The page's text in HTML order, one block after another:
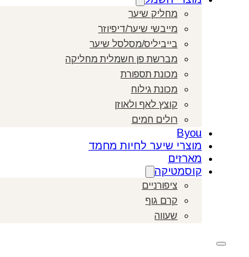
מחליק שיער
מייבשי שיער/דיפיוזר
בייביליס/מסלסל שיער
מברשת פן חשמלית מחליקה
מכונת תספורת
מכונת גילוח
קוצץ לאף ולאוזן
רולים חמים
Byou
מוצרי שיער לחיות מחמד
מארזים
קוסמטיקה
ציפורניים
קרם גוף
שעווה